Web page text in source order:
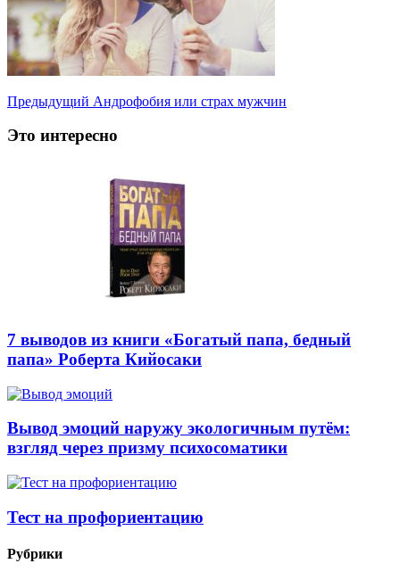
Предыдущий Андрофобия или страх мужчин
Это интересно
7 выводов из книги «Богатый папа, бедный
папа» Роберта Кийосаки
Вывод эмоций наружу экологичным путём:
взгляд через призму психосоматики
Тест на профориентацию
Рубрики